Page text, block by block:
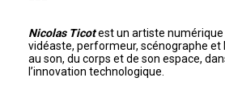
Nicolas Ticotest un artiste numérique
vidéaste, performeur, scénographe et
au son, du corps et de son espace,
l’innovation technologique.